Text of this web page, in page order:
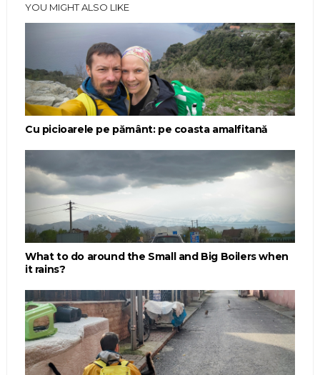
YOU MIGHT ALSO LIKE
Cu picioarele pe pământ: pe coasta amalfitană
What to do around the Small and Big Boilers when
it rains?